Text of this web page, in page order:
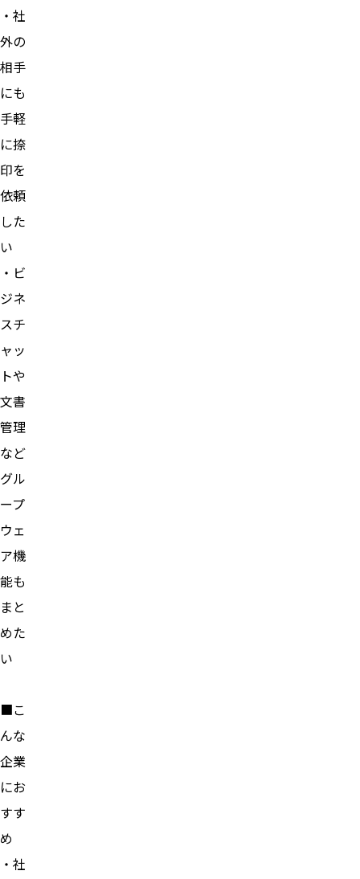
・社
外の
相手
にも
手軽
に捺
印を
依頼
した
い
・ビ
ジネ
スチ
ャッ
トや
文書
管理
など
グル
ープ
ウェ
ア機
能も
まと
めた
い
■こ
んな
企業
にお
すす
め
・社